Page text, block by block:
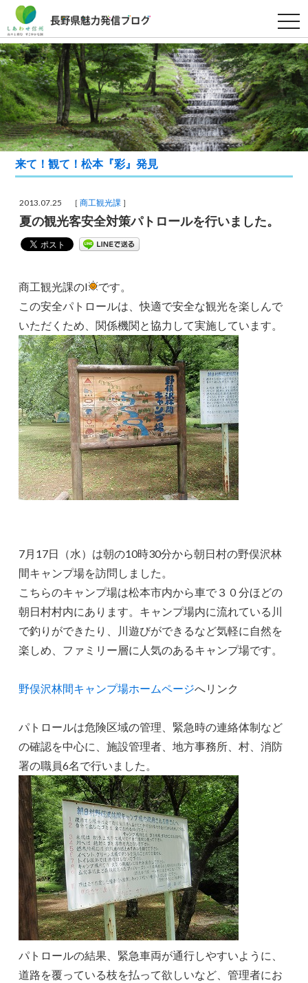
t
o
g
g
l
e
n
a
v
i
g
a
t
i
n
来て！観て！松本『彩』発見
2013.07.25 ［商工観光課 ］
夏の観光客安全対策パトロールを行いました。
商工観光課のI
です。
この安全パトロールは、快適で安全な観光を楽しんで
いただくため、関係機関と協力して実施しています。
7月17日（水）は朝の10時30分から朝日村の野俣沢林
間キャンプ場を訪問しました。
こちらのキャンプ場は松本市内から車で３０分ほどの
朝日村村内にあります。キャンプ場内に流れている川
で釣りができたり、川遊びができるなど気軽に自然を
楽しめ、ファミリー層に人気のあるキャンプ場です。
野俣沢林間キャンプ場ホームページへリンク
パトロールは危険区域の管理、緊急時の連絡体制など
の確認を中心に、施設管理者、地方事務所、村、消防
署の職員6名で行いました。
パトロールの結果、緊急車両が通行しやすいように、
道路を覆っている枝を払って欲しいなど、管理者にお